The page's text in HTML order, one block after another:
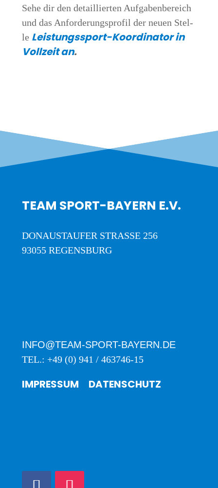
Sehe dir den detail­lier­ten Auf­ga­ben­be­reich
und das Anfor­de­rungs­pro­fil der neu­en Stel­
le Leis­tungs­sport-Koor­di­na­tor in
Voll­zeit an.
TEAM SPORT-BAYERN E.V.
DONAUSTAUFER STRASSE 256
93055 REGENSBURG
INFO@TEAM-SPORT-BAYERN.DE
TEL.: +49 (0) 941 / 463746-15
IMPRESSUM DATENSCHUTZ